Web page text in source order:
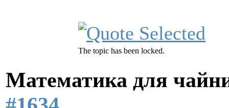
The topic has been locked.
Математика для